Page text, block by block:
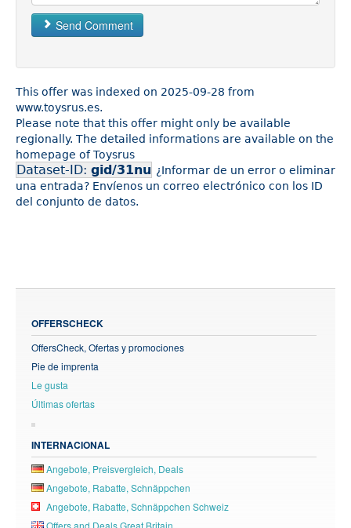
Send Comment
This offer was indexed on 2025-09-28 from
www.toysrus.es.
Please note that this offer might only be available
regionally. The detailed informations are available on the
homepage of Toysrus
Dataset-ID: gid/31nu ¿Informar de un error o eliminar
una entrada? Envíenos un correo electrónico con los ID
del conjunto de datos.
OFFERSCHECK
OffersCheck, Ofertas y promociones
Pie de imprenta
Le gusta
Últimas ofertas
INTERNACIONAL
Angebote, Preisvergleich, Deals
Angebote, Rabatte, Schnäppchen
Angebote, Rabatte, Schnäppchen Schweiz